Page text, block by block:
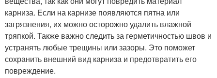
карниза. Если на карнизе появляются пятна или
загрязнения, их можно осторожно удалить влажной
тряпкой. Также важно следить за герметичностью швов и
устранять любые трещины или зазоры. Это поможет
сохранить внешний вид карниза и предотвратить его
повреждение.